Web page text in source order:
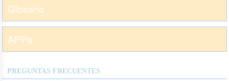
Glosario
APPs
PREGUNTAS FRECUENTES